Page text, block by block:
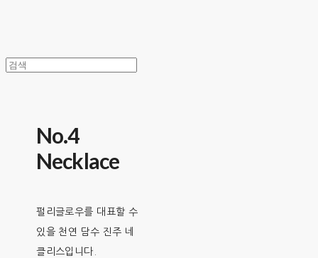
No.4
Necklace
펄리글로우를 대표할 수
있을 천연 담수 진주 네
클리스입니다.